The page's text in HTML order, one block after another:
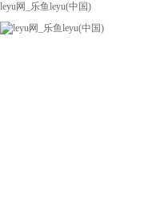
leyu网_乐鱼leyu(中国)